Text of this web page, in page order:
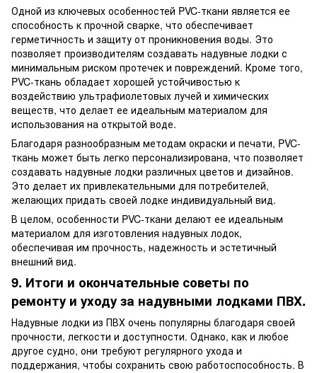
Одной из ключевых особенностей PVC-ткани является ее
способность к прочной сварке, что обеспечивает
герметичность и защиту от проникновения воды. Это
позволяет производителям создавать надувные лодки с
минимальным риском протечек и повреждений. Кроме того,
PVC-ткань обладает хорошей устойчивостью к
воздействию ультрафиолетовых лучей и химических
веществ, что делает ее идеальным материалом для
использования на открытой воде.
Благодаря разнообразным методам окраски и печати, PVC-
ткань может быть легко персонализирована, что позволяет
создавать надувные лодки различных цветов и дизайнов.
Это делает их привлекательными для потребителей,
желающих придать своей лодке индивидуальный вид.
В целом, особенности PVC-ткани делают ее идеальным
материалом для изготовления надувных лодок,
обеспечивая им прочность, надежность и эстетичный
внешний вид.
9. Итоги и окончательные советы по
ремонту и уходу за надувными лодками ПВХ.
Надувные лодки из ПВХ очень популярны благодаря своей
прочности, легкости и доступности. Однако, как и любое
другое судно, они требуют регулярного ухода и
поддержания, чтобы сохранить свою работоспособность. В